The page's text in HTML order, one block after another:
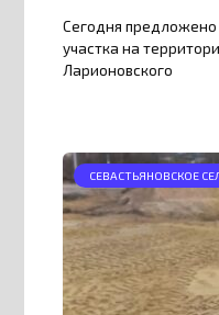
Сегодня
участка на
Ларионовского
СЕВАСТЬЯНОВСКОЕ